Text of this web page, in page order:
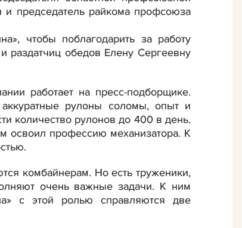
председатель райкома профсоюза
чтобы поблагодарить за работу
раздатчиц обедов Елену Сергеевну
работает на пресс-подборщике.
аккуратные рулоны соломы, опыт и
количество рулонов до 400 в день.
освоил профессию механизатора. К
комбайнерам. Но есть труженики,
очень важные задачи. К ним
с этой ролью справляются две